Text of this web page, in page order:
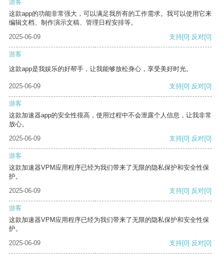
游客
这款app的功能非常强大，可以满足我所有的工作需求。我可以使用它来
编辑文档、制作演示文稿、管理日程安排等。
2025-06-09
支持[0] 反对[0]
游客
这款app是我娱乐的好帮手，让我能够放松身心，享受美好时光。
2025-06-09 支持[0] 反对[0]
游客
这款加速器app的安全性很高，使用过程中不会泄露个人信息，让我非常
放心。
2025-06-09
支持[0] 反对[0]
游客
这款加速器VPM应用程序已经为我们带来了无限的隐私保护和安全性保
护。
2025-06-09
支持[0] 反对[0]
游客
这款加速器VPM应用程序已经为我们带来了无限的隐私保护和安全性保
护。
2025-06-09
支持[0] 反对[0]